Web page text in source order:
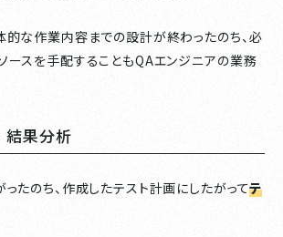
的な作業内容までの設計が終わったのち、必
ースを手配することもQAエンジニアの業務
結果分析
たのち、作成したテスト計画にしたがってテ